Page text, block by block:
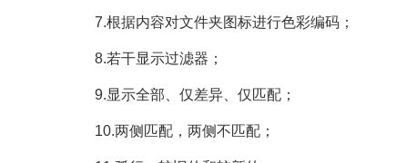
7.根据内容对文件夹图标进行色彩编码；
8.若干显示过滤器；
9.显示全部、仅差异、仅匹配；
10.两侧匹配，两侧不匹配；